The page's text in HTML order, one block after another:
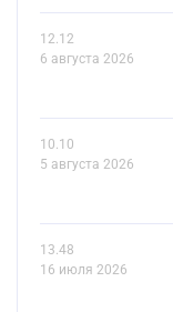
12.12
6 августа 2026
10.10
5 августа 2026
13.48
16 июля 2026